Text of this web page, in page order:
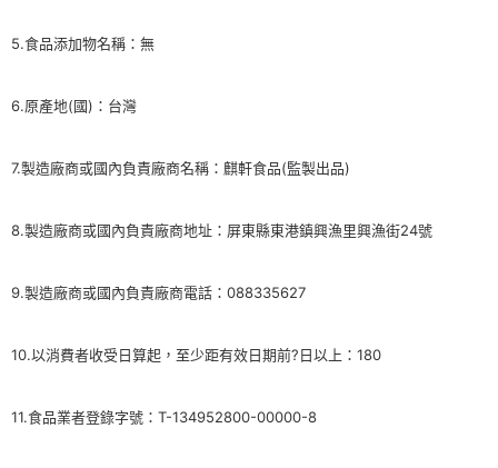
5.食品添加物名稱：無
6.原產地(國)：台灣
7.製造廠商或國內負責廠商名稱：麒軒食品(監製出品)
8.製造廠商或國內負責廠商地址：屏東縣東港鎮興漁里興漁街24號
9.製造廠商或國內負責廠商電話：088335627
10.以消費者收受日算起，至少距有效日期前?日以上：180
11.食品業者登錄字號：T-134952800-00000-8